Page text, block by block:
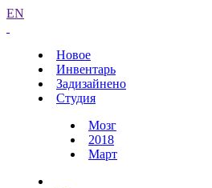
EN
Новое
Инвентарь
Задизайнено
Студия
Мозг
2018
Март